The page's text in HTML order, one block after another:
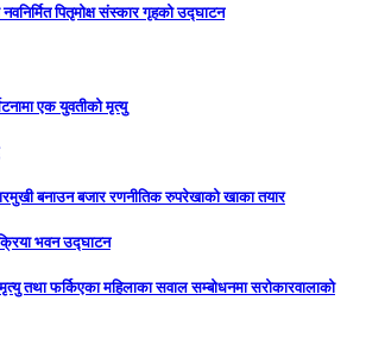
पितृमोक्ष संस्कार गृहको उद्घाटन
एक युवतीको मृत्यु
बनाउन बजार रणनीतिक रुपरेखाको खाका तयार
भवन उद्घाटन
तथा फर्किएका महिलाका सवाल सम्बोधनमा सरोकारवालाको